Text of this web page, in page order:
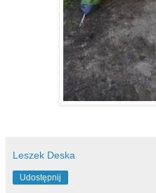
Leszek Deska
Udostępnij